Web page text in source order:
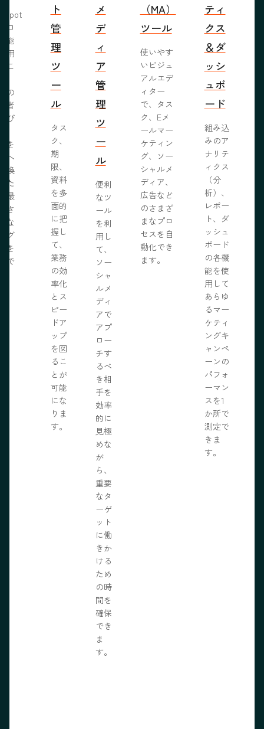
ロ
能
用
こ
の
者
び
を
へ
換
た
最
さ
な
グ
を
で
ト
管
理
ツ
ー
ル
タス
ク、
期
限、
資料
を多
面的
に把
握し
て、
業務
の効
率化
とス
ピー
ドア
ップ
を図
るこ
とが
可能
にな
りま
す。
メ
デ
ィ
ア
管
理
ツ
ー
ル
便利
なツ
ール
を利
用し
て、
ソー
シャ
ルメ
ディ
アで
アプ
ロー
チす
るべ
き相
手を
効率
的に
見極
めな
が
ら、
重要
なタ
ーゲ
ット
に働
きか
ける
ため
の時
間を
確保
でき
ま
す。
（MA）
ツール
使いやす
いビジュ
アルエデ
ィター
で、タス
ク、Eメ
ールマー
ケティン
グ、ソー
シャルメ
ディア、
広告など
のさまざ
まなプロ
セスを自
動化でき
ます。
ティ
クス
＆ダ
ッシ
ュボ
ード
組み込
みのア
ナリテ
ィクス
（分
析）、
レポー
ト、ダ
ッシュ
ボード
の各機
能を使
用して
あらゆ
るマー
ケティ
ングキ
ャンペ
ーンの
パフォ
ーマン
スを1
か所で
測定で
きま
す。